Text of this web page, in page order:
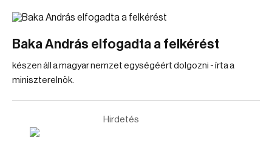
Baka András elfogadta a felkérést
készen áll a magyar nemzet egységéért dolgozni - írta a
miniszterelnök.
Hirdetés